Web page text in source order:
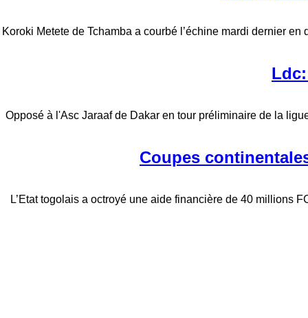
Koroki Metete de Tchamba a courbé l’échine mardi dernier
Opposé à l'Asc Jaraaf de Dakar en tour préliminaire de la
Coupes
L’Etat togolais a octroyé une aide financière de 40 millions